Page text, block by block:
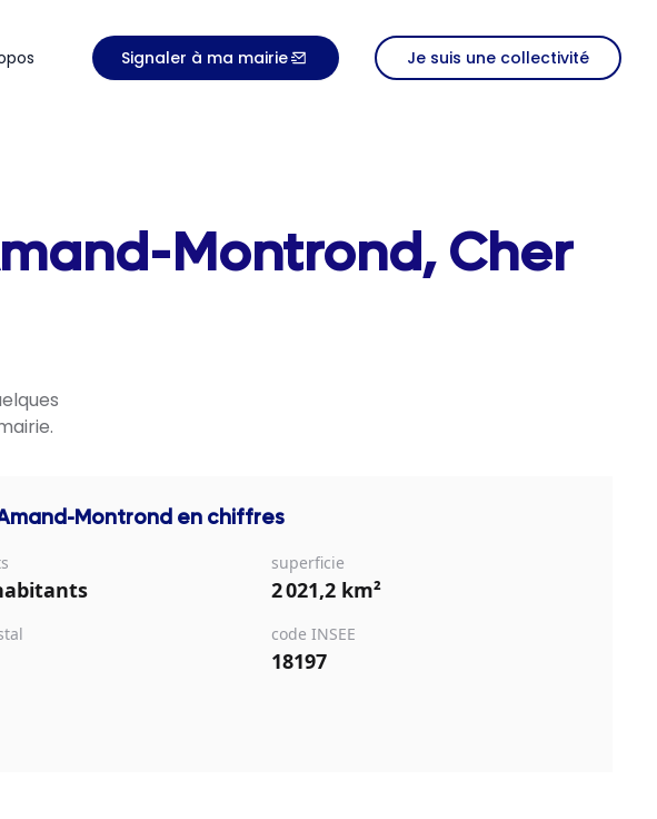
Signaler à ma mairie Je suis une collectivité
Montrond, Cher
Montrond en chiffres
superficie
2 021,2 km²
code INSEE
18197